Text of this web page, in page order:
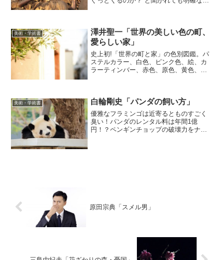
成レイアウト。...
美術・学術書
澤井聖一「世界の美しい色の町、
愛らしい家」
史上初!「世界の町と家」の色別図鑑。パ
ステルカラー、白色、ピンク色、絵、カ
ラーティンバー、赤色、原色、黄色、橙
ても美しい。どの...
美術・学術書 白輪剛史「パンダの飼い方」
優雅なフラミンゴは近寄るとものすごく
臭い！パンダのレンタル料は年間1億
円！？ペンギンチョップの破壊力をナメ
原田宗典「スメル男」